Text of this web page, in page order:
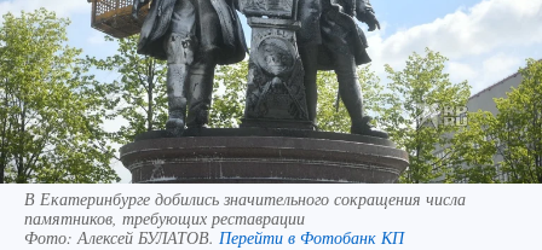
В Екатеринбурге добились значительного сокращения числа
памятников, требующих реставрации
Фото:Алексей БУЛАТОВ. Перейти в Фотобанк КП